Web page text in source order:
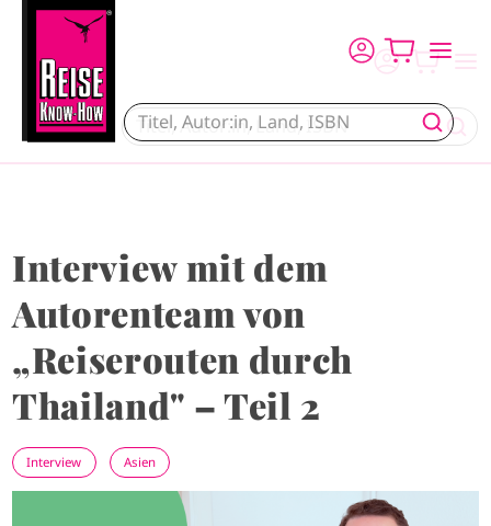
Interview mit dem
Autorenteam von
„Reiserouten durch
Thailand" – Teil 2
Interview Asien